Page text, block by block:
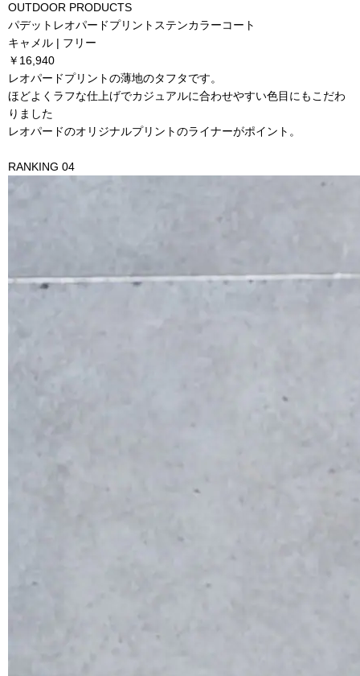
OUTDOOR PRODUCTS
パデットレオパードプリントステンカラーコート
キャメル | フリー
￥16,940
レオパードプリントの薄地のタフタです。
ほどよくラフな仕上げでカジュアルに合わせやすい色目にもこだわ
りました
レオパードのオリジナルプリントのライナーがポイント。
RANKING 04